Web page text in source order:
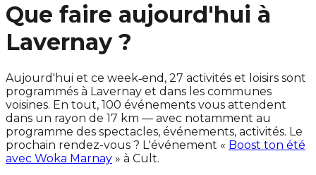
Que faire aujourd'hui à
Lavernay ?
Aujourd'hui et ce week‑end, 27 activités et loisirs sont
programmés à Lavernay et dans les communes
voisines. En tout, 100 événements vous attendent
dans un rayon de 17 km — avec notamment au
programme des spectacles, événements, activités. Le
prochain rendez-vous ? L'événement « Boost ton été
avec Woka Marnay » à Cult.